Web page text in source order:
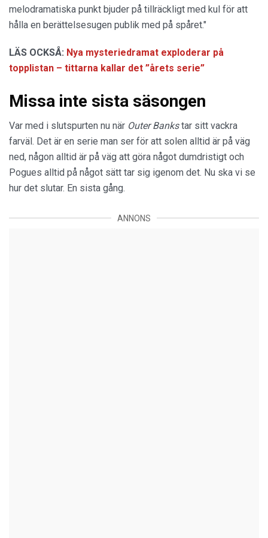
melodramatiska punkt bjuder på tillräckligt med kul för att
hålla en berättelsesugen publik med på spåret."
LÄS OCKSÅ: Nya mysteriedramat exploderar på
topplistan – tittarna kallar det ”årets serie”
Missa inte sista säsongen
Var med i slutspurten nu när Outer Bankstar sitt vackra
farväl. Det är en serie man ser för att solen alltid är på väg
ned, någon alltid är på väg att göra något dumdristigt och
Pogues alltid på något sätt tar sig igenom det. Nu ska vi se
hur det slutar. En sista gång.
ANNONS